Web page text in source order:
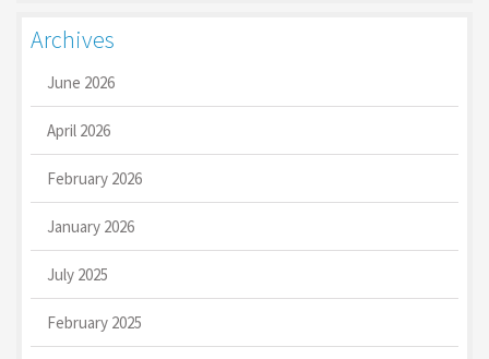
Archives
June 2026
April 2026
February 2026
January 2026
July 2025
February 2025